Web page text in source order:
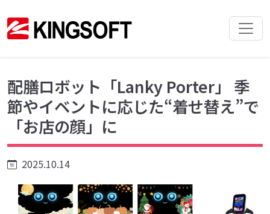
配膳ロボット「Lanky Porter」 季
節やイベントに応じた“着せ替え”で
「お店の顔」に
2025.10.14